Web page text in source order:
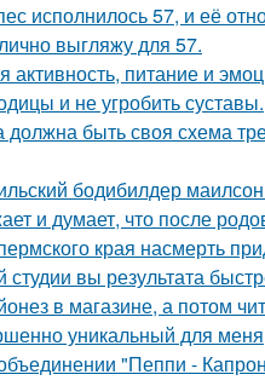
исполнилось 57, и её
выгляжу для 57.
активность, питание и
и не угробить суставы.
должна быть своя схема
бодибилдер
и думает, что после
края насмерть
вы результата
в магазине, а потом
уникальный для
"Пеппи -